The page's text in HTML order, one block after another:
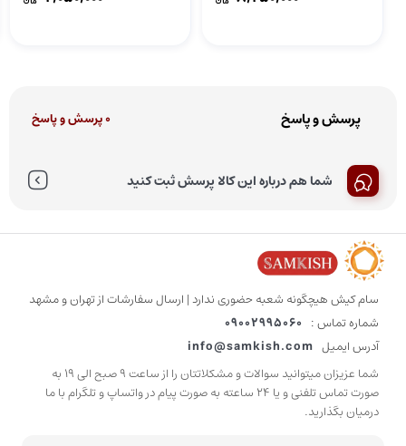
پرسش و پاسخ 0 پرسش و پاسخ
شما هم درباره این کالا پرسش ثبت کنید
سام کیش هیچگونه شعبه حضوری ندارد | ارسال سفارشات از تهران و مشهد
شماره تماس : 09002995060
آدرس ایمیل info@samkish.com
شما عزیزان میتوانید سوالات و مشکلاتتان را از ساعت 9 صبح الی 19 به
صورت تماس تلفنی و یا 24 ساعته به صورت پیام در واتساپ و تلگرام با ما
درمیان بگذارید.